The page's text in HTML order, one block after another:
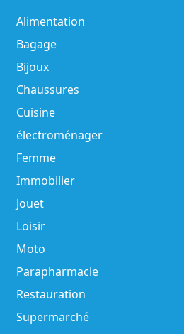
Alimentation
Bagage
Bijoux
Chaussures
Cuisine
électroménager
Femme
Immobilier
Jouet
Loisir
Moto
Parapharmacie
Restauration
Supermarché